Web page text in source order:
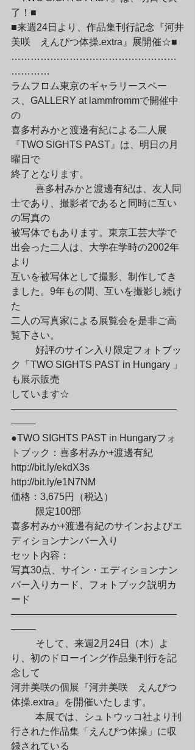
了！■
■来週24日より、作品集刊行記念『河井
美咲　えんぴつ体操.extra』展開催☆■
……………………………………………
…………
ラムフロム東京のギャラリースペー
ス、GALLERY at lammfrommで開催中
の
喜多村みかと渡邊有紀による二人展
『TWO SIGHTS PAST』は、明日の月
曜日で
終了となります。
士であり、撮影者であると同時に互い
の写真の
被写体でもあります。東京工芸大学で
出会った二人は、大学在学時の2002年
より
互いを被写体として撮影、制作してき
ました。9年もの間、互いを撮影し続け
た
二人の写真家による展覧会を是非ご高
覧下さい。
ク「TWO SIGHTS PAST in Hungary 」
も展示販売
しています☆
—————————————————
——–
●TWO SIGHTS PAST in Hungaryフォ
トブック：喜多村みか+渡邊有紀
http://bit.ly/ekdX3s
http://bit.ly/e1N7NM
価格：3,675円（税込）
喜多村みか+渡邊有紀のサインおよびエ
ディションナンバー入り
セット内容：
写真30点、サイン・エディションナン
バー入りカード、フォトブック説明カ
ード
—————————————————
——–
り、初のドローイング作品集刊行を記
念して
河井美咲の個展『河井美咲　えんぴつ
体操.extra』を開催いたします。
行された作品集「えんぴつ体操」に収
録されている